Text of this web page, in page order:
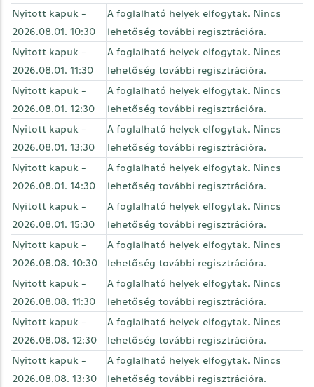
Nyitott kapuk -
2026.08.01. 10:30
A foglalható helyek elfogytak. Nincs
lehetőség további regisztrációra.
Nyitott kapuk -
2026.08.01. 11:30
A foglalható helyek elfogytak. Nincs
lehetőség további regisztrációra.
Nyitott kapuk -
2026.08.01. 12:30
A foglalható helyek elfogytak. Nincs
lehetőség további regisztrációra.
Nyitott kapuk -
2026.08.01. 13:30
A foglalható helyek elfogytak. Nincs
lehetőség további regisztrációra.
Nyitott kapuk -
2026.08.01. 14:30
A foglalható helyek elfogytak. Nincs
lehetőség további regisztrációra.
Nyitott kapuk -
2026.08.01. 15:30
A foglalható helyek elfogytak. Nincs
lehetőség további regisztrációra.
Nyitott kapuk -
2026.08.08. 10:30
A foglalható helyek elfogytak. Nincs
lehetőség további regisztrációra.
Nyitott kapuk -
2026.08.08. 11:30
A foglalható helyek elfogytak. Nincs
lehetőség további regisztrációra.
Nyitott kapuk -
2026.08.08. 12:30
A foglalható helyek elfogytak. Nincs
lehetőség további regisztrációra.
Nyitott kapuk -
2026.08.08. 13:30
A foglalható helyek elfogytak. Nincs
lehetőség további regisztrációra.